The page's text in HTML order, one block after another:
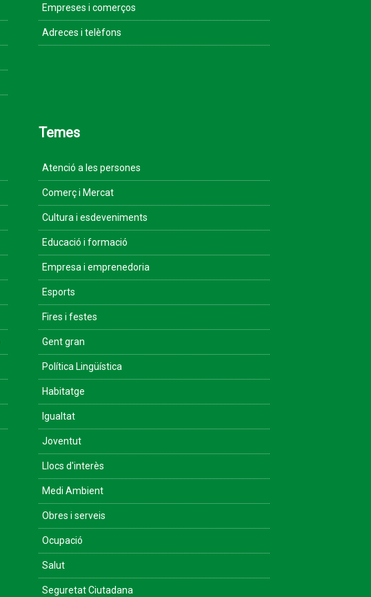
Empreses i comerços
Adreces i telèfons
Temes
Atenció a les persones
Comerç i Mercat
Cultura i esdeveniments
Educació i formació
Empresa i emprenedoria
Esports
Fires i festes
Gent gran
Política Lingüística
Habitatge
Igualtat
Joventut
Llocs d'interès
Medi Ambient
Obres i serveis
Ocupació
Salut
Seguretat Ciutadana